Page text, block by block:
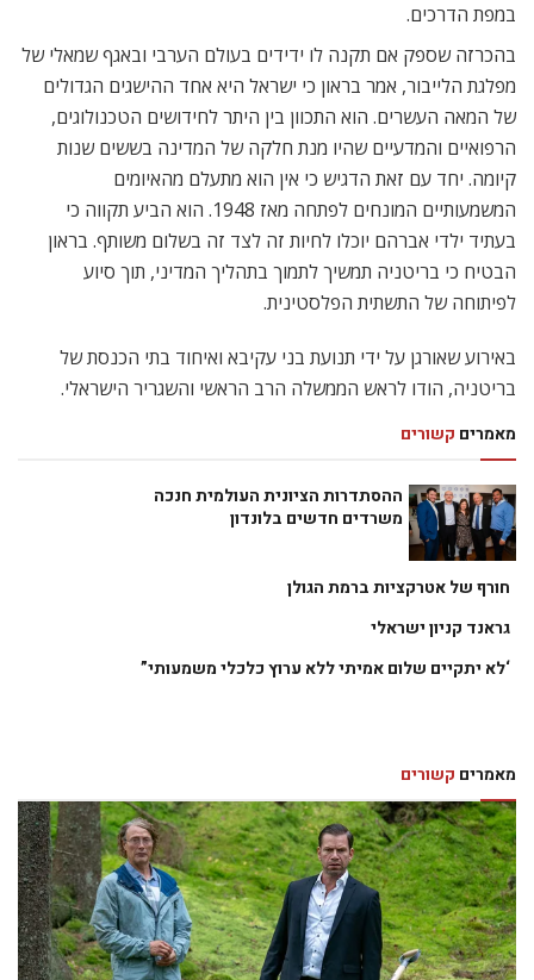
במפת הדרכים.
בהכרזה שספק אם תקנה לו ידידים בעולם הערבי ובאגף שמאלי של
מפלגת הלייבור, אמר בראון כי ישראל היא אחד ההישגים הגדולים
של המאה העשרים. הוא התכוון בין היתר לחידושים הטכנולוגים,
הרפואיים והמדעיים שהיו מנת חלקה של המדינה בששים שנות
קיומה. יחד עם זאת הדגיש כי אין הוא מתעלם מהאיומים
המשמעותיים המונחים לפתחה מאז 1948. הוא הביע תקווה כי
בעתיד ילדי אברהם יוכלו לחיות זה לצד זה בשלום משותף. בראון
הבטיח כי בריטניה תמשיך לתמוך בתהליך המדיני, תוך סיוע
לפיתוחה של התשתית הפלסטינית.
באירוע שאורגן על ידי תנועת בני עקיבא ואיחוד בתי הכנסת של
בריטניה, הודו לראש הממשלה הרב הראשי והשגריר הישראלי.
מאמרים קשורים
ההסתדרות הציונית העולמית חנכה
משרדים חדשים בלונדון
חורף של אטרקציות ברמת הגולן
גראנד קניון ישראלי
‘לא יתקיים שלום אמיתי ללא ערוץ כלכלי משמעותי”
מאמרים קשורים